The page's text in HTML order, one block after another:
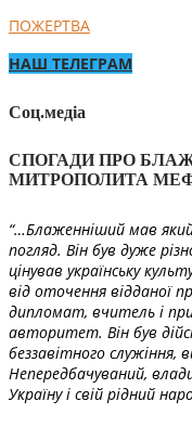
ПОЖЕРТВА
НАШ ТЕЛЕГРАМ
Соц.медіа
СПОГАДИ ПРО
МИТРОПОЛИТА
“…Блаженніший мав
погляд. Він був дуже
цінував українську
від оточення відданої
дипломат, вчитель і
авторитет. Він був
беззавітного служіння,
Непередбачуваний,
Україну і свій рідний